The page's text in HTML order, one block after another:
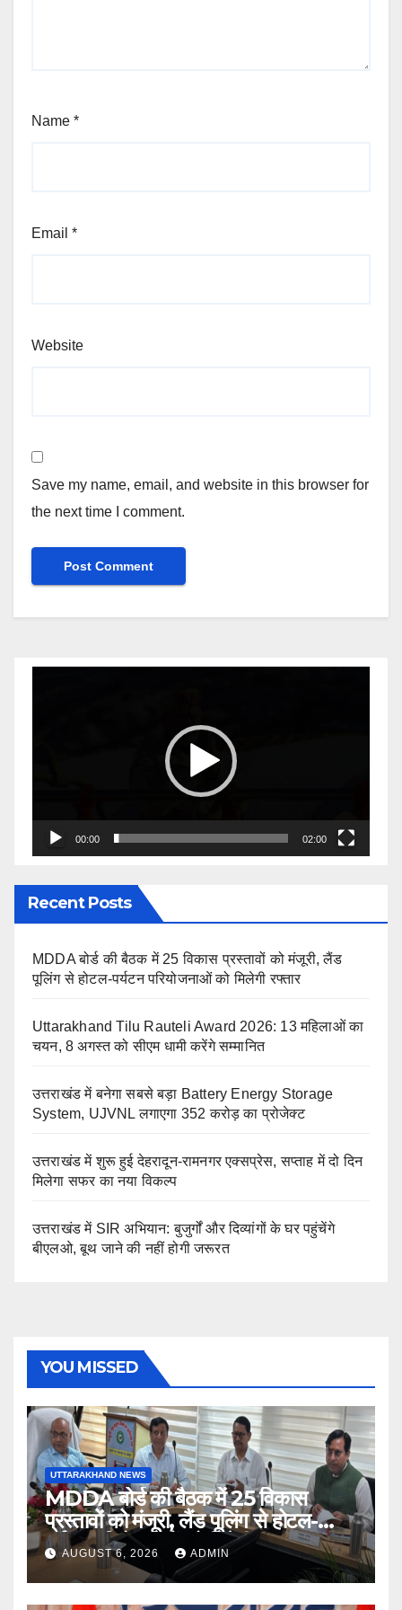
Name *
Email *
Website
Save my name, email, and website in this browser for
the next time I comment.
00:00 02:00
Recent Posts
MDDA बोर्ड की बैठक में 25 विकास प्रस्तावों को मंजूरी, लैंड
पूलिंग से होटल-पर्यटन परियोजनाओं को मिलेगी रफ्तार
Uttarakhand Tilu Rauteli Award 2026: 13 महिलाओं का
चयन, 8 अगस्त को सीएम धामी करेंगे सम्मानित
उत्तराखंड में बनेगा सबसे बड़ा Battery Energy Storage
System, UJVNL लगाएगा 352 करोड़ का प्रोजेक्ट
उत्तराखंड में शुरू हुई देहरादून-रामनगर एक्सप्रेस, सप्ताह में दो दिन
मिलेगा सफर का नया विकल्प
उत्तराखंड में SIR अभियान: बुजुर्गों और दिव्यांगों के घर पहुंचेंगे
बीएलओ, बूथ जाने की नहीं होगी जरूरत
YOU MISSED
UTTARAKHAND NEWS
MDDA बोर्ड की बैठक में 25 विकास
प्रस्तावों को मंजूरी, लैंड पूलिंग से होटल-
पर्यटन परियोजनाओं को मिलेगी रफ्तार
AUGUST 6, 2026 ADMIN